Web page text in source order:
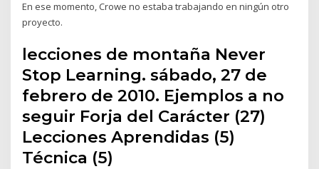
En ese momento, Crowe no estaba trabajando en ningún otro
proyecto.
lecciones de montaña Never
Stop Learning. sábado, 27 de
febrero de 2010. Ejemplos a no
seguir Forja del Carácter (27)
Lecciones Aprendidas (5)
Técnica (5)